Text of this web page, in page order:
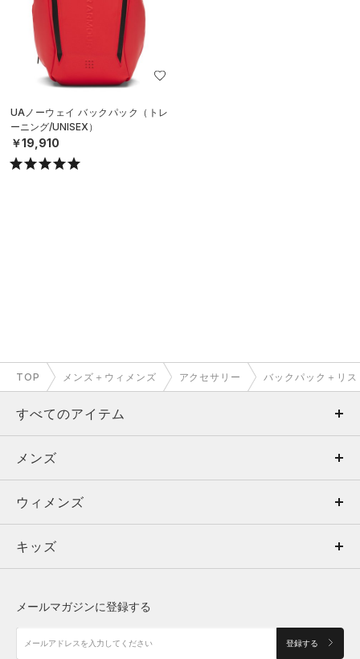
UAノーウェイ バックパック（トレ
ーニング/UNISEX）
￥19,910
TOP メンズ＋ウィメンズ アクセサリー バックパック＋リ
すべてのアイテム
メンズ
ウィメンズ
キッズ
アクセサリー
メンズ
トップス
ボトムス
アクセサリー
ウィメンズ
トップス
シューズ
キッズ
メールマガジンに登録する
登録する